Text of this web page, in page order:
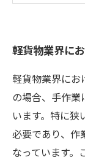
これから
は？
軽貨物で
と今後の
初心者で
基本テク
軽貨物業界に
軽貨物業界にお
の場合、手作業
います。特に狭
必要であり、作
なっています。